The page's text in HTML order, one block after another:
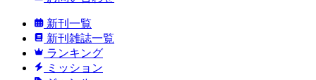
新刊一覧
新刊雑誌一覧
ランキング
ミッション